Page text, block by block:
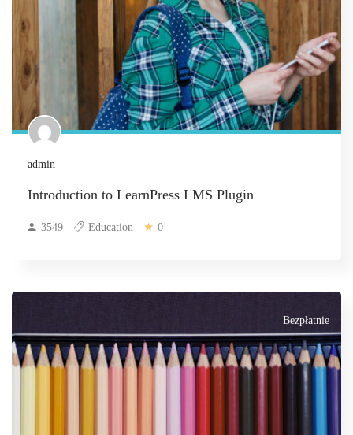
admin
Introduction to LearnPress LMS Plugin
3549 Education 0
Bezpłatnie